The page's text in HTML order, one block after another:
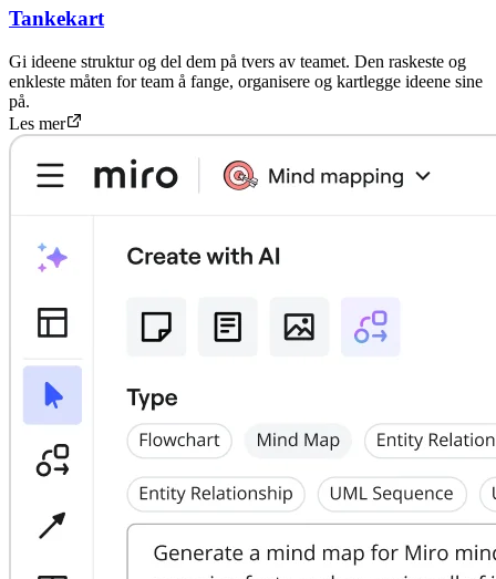
Tankekart
Gi ideene struktur og del dem på tvers av teamet. Den raskeste og
enkleste måten for team å fange, organisere og kartlegge ideene sine
på.
Les mer